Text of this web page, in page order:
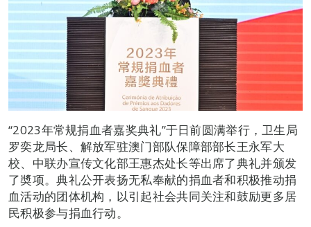
“2023年常规捐血者嘉奖典礼”于日前圆满举行，卫生局
罗奕龙局长、解放军驻澳门部队保障部部长王永军大
校、中联办宣传文化部王惠杰处长等出席了典礼并颁发
了奬项。典礼公开表扬无私奉献的捐血者和积极推动捐
血活动的团体机构，以引起社会共同关注和鼓励更多居
民积极参与捐血行动。